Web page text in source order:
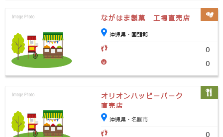
ながはま製菓 工場直売店
沖縄県・国頭郡
0
0
オリオンハッピーパーク
直売店
沖縄県・名護市
0